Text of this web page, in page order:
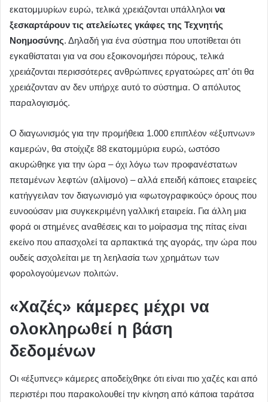
εκατομμυρίων ευρώ, τελικά χρειάζονται υπάλληλοι να
ξεσκαρτάρουν τις ατελείωτες γκάφες της Τεχνητής
Νοημοσύνης. Δηλαδή για ένα σύστημα που υποτίθεται ότι
εγκαθίσταται για να σου εξοικονομήσει πόρους, τελικά
χρειάζονται περισσότερες ανθρώπινες εργατοώρες απ’ ότι θα
χρειάζονταν αν δεν υπήρχε αυτό το σύστημα. Ο απόλυτος
παραλογισμός.
Ο διαγωνισμός για την προμήθεια 1.000 επιπλέον «έξυπνων»
καμερών, θα στοίχιζε 88 εκατομμύρια ευρώ, ωστόσο
ακυρώθηκε για την ώρα – όχι λόγω των προφανέστατων
πεταμένων λεφτών (αλίμονο) – αλλά επειδή κάποιες εταιρείες
κατήγγειλαν τον διαγωνισμό για «φωτογραφικούς» όρους που
ευνοούσαν μια συγκεκριμένη γαλλική εταιρεία. Για άλλη μια
φορά οι στημένες αναθέσεις και το μοίρασμα της πίτας είναι
εκείνο που απασχολεί τα αρπακτικά της αγοράς, την ώρα που
ουδείς ασχολείται με τη λεηλασία των χρημάτων των
φορολογούμενων πολιτών.
«Χαζές» κάμερες μέχρι να
ολοκληρωθεί η βάση
δεδομένων
Οι «έξυπνες» κάμερες αποδείχθηκε ότι είναι πιο χαζές και από
περιστέρι που παρακολουθεί την κίνηση από κάποια ταράτσα